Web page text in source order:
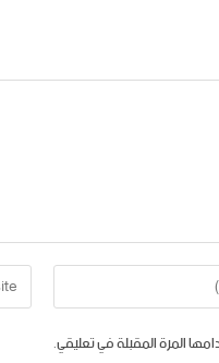
المرة المقبلة في تعليقي.